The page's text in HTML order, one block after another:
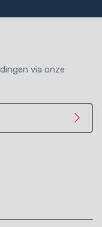
via onze
Meld